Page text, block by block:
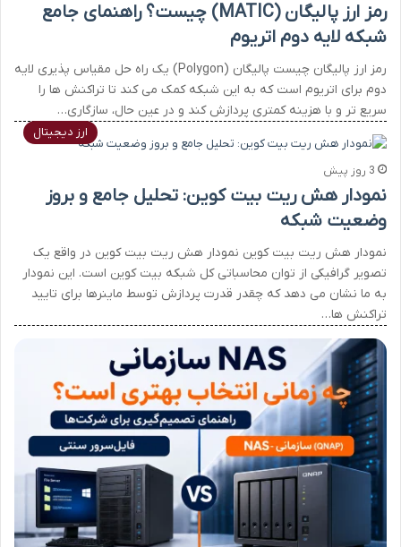
رمز ارز پالیگان (MATIC) چیست؟ راهنمای جامع
شبکه لایه دوم اتریوم
رمز ارز پالیگان چیست پالیگان (Polygon) یک راه حل مقیاس پذیری لایه
دوم برای اتریوم است که به این شبکه کمک می کند تا تراکنش ها را
سریع تر و با هزینه کمتری پردازش کند و در عین حال، سازگاری…
ارز دیجیتال
3 روز پیش
نمودار هش ریت بیت کوین: تحلیل جامع و بروز
وضعیت شبکه
نمودار هش ریت بیت کوین نمودار هش ریت بیت کوین در واقع یک
تصویر گرافیکی از توان محاسباتی کل شبکه بیت کوین است. این نمودار
به ما نشان می دهد که چقدر قدرت پردازش توسط ماینرها برای تایید
تراکنش ها…